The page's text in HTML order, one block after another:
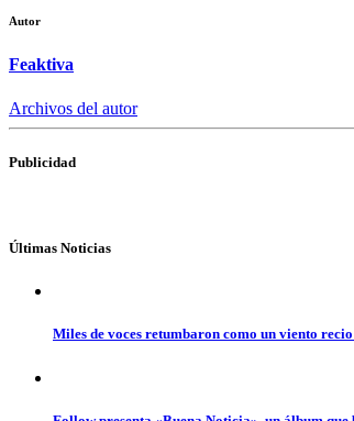
Autor
Feaktiva
Archivos del autor
Publicidad
Últimas Noticias
Miles de voces retumbaron como un viento